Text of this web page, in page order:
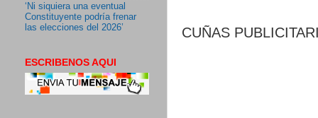
CUÑAS
‘Ni siquiera una eventual
Constituyente podría frenar
las elecciones del 2026’
ESCRIBENOS AQUI